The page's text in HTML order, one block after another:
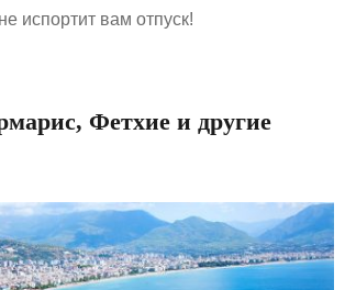
испортит вам отпуск!
Фетхие и другие